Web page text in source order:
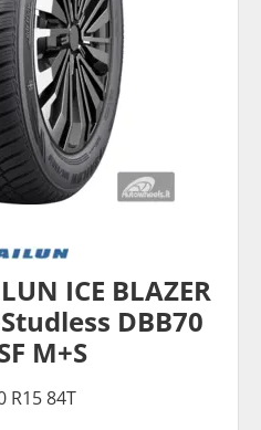
ICE BLAZER
DBB70
M+S
R15 84T